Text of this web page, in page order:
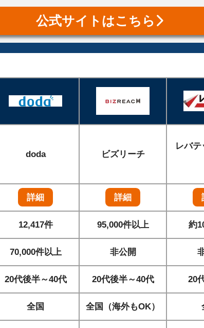
公式サイトはこちら
doda ビズリーチ
レバテ
詳細 詳細
12,417件 95,000件以上 約
70,000件以上 非公開
20代後半～40代 20代後半～40代 20
全国 全国（海外もOK）